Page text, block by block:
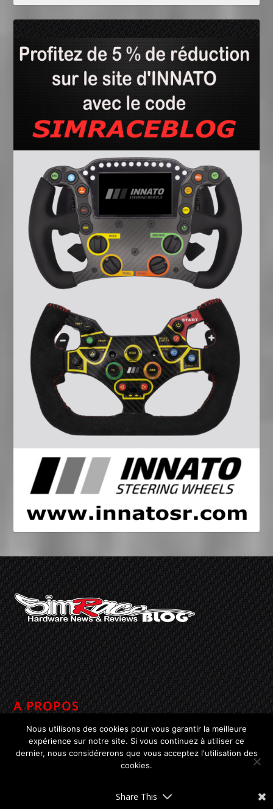
A PROPOS
Simrace-Blog est né en 2010 suite à l’acquisition du cockpit
dynamique SimConMotion de Frex.
Le but était de présenter l’achat, la réception, le montage et l’utilisation
du cockpit pour les potentiels acquéreurs ou tout ceux qui souhaitent
Share This
Nous utilisons des cookies pour vous garantir la meilleure
expérience sur notre site. Si vous continuez à utiliser ce
dernier, nous considérerons que vous acceptez l'utilisation des
cookies.